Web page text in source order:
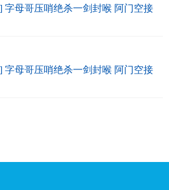
字母哥压哨绝杀一剑封喉 阿门空接
字母哥压哨绝杀一剑封喉 阿门空接